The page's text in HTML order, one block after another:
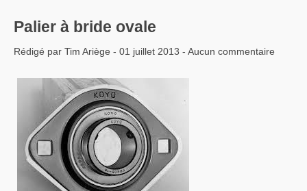
Palier à bride ovale
Rédigé par Tim Ariège - 01 juillet 2013 - Aucun commentaire